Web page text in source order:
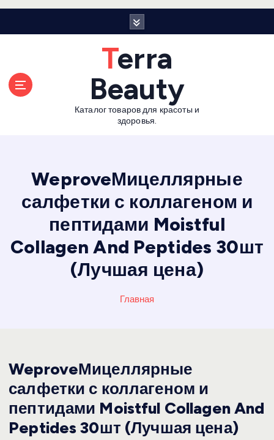
Terra
Beauty
Каталог товаров для красоты и
здоровья.
WeproveМицеллярные
салфетки с коллагеном и
пептидами Moistful
Collagen And Peptides 30шт
(Лучшая цена)
Главная
WeproveМицеллярные
салфетки с коллагеном и
пептидами Moistful Collagen And
Peptides 30шт (Лучшая цена)